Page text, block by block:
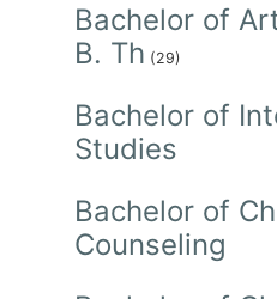
Bachelor of
B. Th (29)
Bachelor of
Studies
Bachelor of
Counseling